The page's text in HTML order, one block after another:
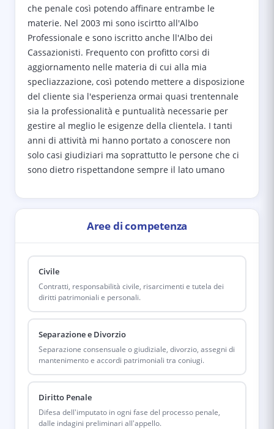
che penale così potendo affinare entrambe le
materie. Nel 2003 mi sono iscirtto all'Albo
Professionale e sono iscritto anche ll'Albo dei
Cassazionisti. Frequento con profitto corsi di
aggiornamento nelle materia di cui alla mia
specliazzazione, così potendo mettere a disposizione
del cliente sia l'esperienza ormai quasi trentennale
sia la professionalità e puntualità necessarie per
gestire al meglio le esigenze della clientela. I tanti
anni di attività mi hanno portato a conoscere non
solo casi giudiziari ma soprattutto le persone che ci
sono dietro rispettandone sempre il lato umano
Aree di competenza
Civile
Contratti, responsabilità civile, risarcimenti e tutela dei
diritti patrimoniali e personali.
Separazione e Divorzio
Separazione consensuale o giudiziale, divorzio, assegni di
mantenimento e accordi patrimoniali tra coniugi.
Diritto Penale
Difesa dell'imputato in ogni fase del processo penale,
dalle indagini preliminari all'appello.